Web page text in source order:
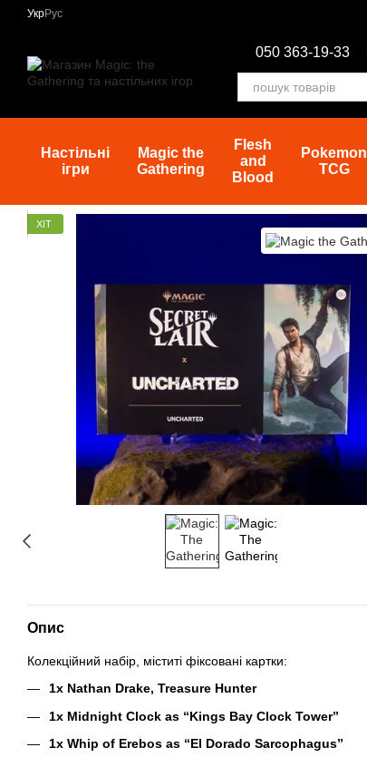
Перейти до основного контенту
УкрРус
050 363-19-33
Настільні
ігри
Magic the
Gathering
Flesh
and
Blood
Pokemon
TCG
ХІТ
Опис
Колекційний набір, міститі фіксовані картки:
1x Nathan Drake, Treasure Hunter
1x Midnight Clock as “Kings Bay Clock Tower”
1x Whip of Erebos as “El Dorado Sarcophagus”